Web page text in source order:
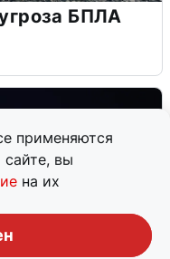
применяются
вы
на их
БПЛА